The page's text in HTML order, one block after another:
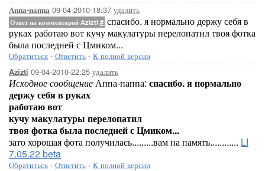
Аппа-паппа 09-04-2010-18:37 удалить
Ответ на комментарий Azizti # спасибо. я нормально держу себя в
руках работаю вот кучу макулатуры перелопатил твоя фотка
была последней с Цмиком...
Обратиться - Ответить - К полной версии
Azizti 09-04-2010-22:25 удалить
Исходное сообщениеАппа-паппа: спасибо. я нормально
держу себя в руках
работаю вот
кучу макулатуры перелопатил
твоя фотка была последней с Цмиком...
зато хорошая фота получилась.........вам на память............ LI
7.05.22 beta
Обратиться - Ответить - К полной версии